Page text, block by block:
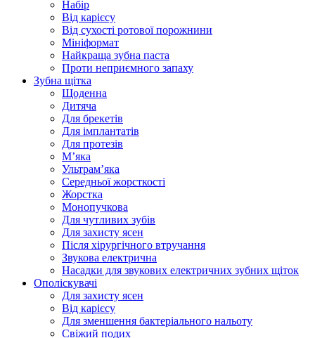
Набір
Від карієсу
Від сухості ротової порожнини
Мініформат
Найкраща зубна паста
Проти неприємного запаху
Зубна щітка
Щоденна
Дитяча
Для брекетів
Для імплантатів
Для протезів
Мʼяка
Ультрамʼяка
Середньої жорсткості
Жорстка
Монопучкова
Для чутливих зубів
Для захисту ясен
Після хірургічного втручання
Звукова електрична
Насадки для звукових електричних зубних щіток
Ополіскувачі
Для захисту ясен
Від карієсу
Для зменшення бактеріального нальоту
Свіжий подих